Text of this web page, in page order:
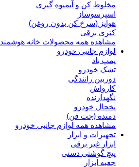
مخلوط کن و آبمیوه گیری
اسپرسوساز
هواپز (سرخ کن بدون روغن)
کتری برقی
مشاهده همه محصولات خانه هوشمند
لوازم جانبی خودرو
پمپ باد
تشک خودرو
دوربین رانندگی
کارواش
نگهدارنده
یخچال خودرو
دمنده (جت فن)
مشاهده همه لوازم جانبی خودرو
تجهیزات و ابزار
ابزار غیر برقی
پیچ گوشتی دستی
جعبه ابزار